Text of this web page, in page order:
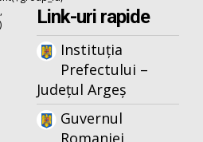
Link-uri rapide
Instituția
Prefectului –
Județul Argeș
Guvernul
Romaniei